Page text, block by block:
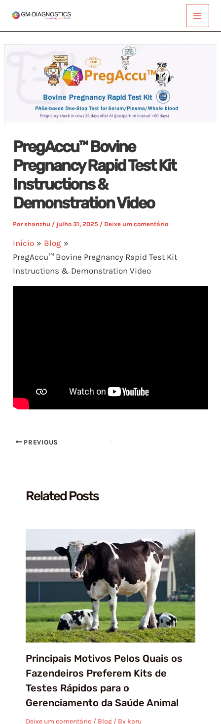
para
o
conteúdo
Main
PregAccu™ Bovine
Pregnancy Rapid Test Kit
Instructions &
Demonstration Video
Porshanzhu / julho 31, 2025 / Deixe um comentário
Início
Blog
PregAccu™ Bovine Pregnancy Rapid Test Kit
Instructions & Demonstration Video
PREVIOUS
Related Posts
Principais Motivos Pelos Quais os
Fazendeiros Preferem Kits de
Testes Rápidos para o
Gerenciamento da Saúde Animal
Deixe um comentário / Blog/ By karu